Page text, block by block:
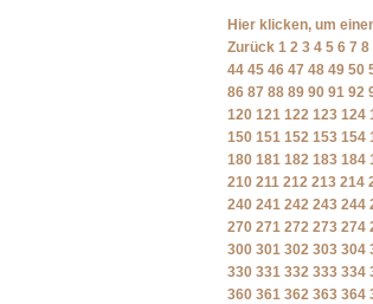
Hier klicken, um
Zurück 1 2 3 4 5 6 7 8
44 45 46 47 48 49 50
86 87 88 89 90 91 92
120 121 122 123 124
150 151 152 153 154
180 181 182 183 184
210 211 212 213 214
240 241 242 243 244
270 271 272 273 274
300 301 302 303 304
330 331 332 333 334
360 361 362 363 364